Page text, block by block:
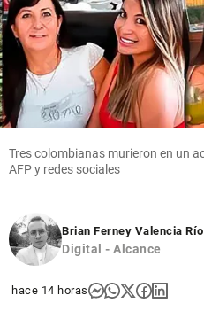
Tres colombianas murieron en un
AFP y redes sociales
Brian Ferney Valencia
Digital - Alcance
hace 14 horas